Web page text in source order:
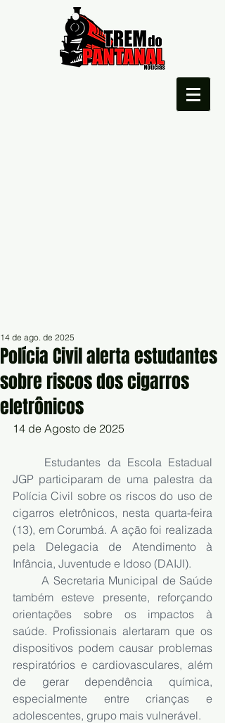
Polícia Civil alerta estudantes
sobre riscos dos cigarros
eletrônicos
14 de ago. de 2025
14 de Agosto de 2025
JGP participaram de uma palestra da
Polícia Civil sobre os riscos do uso de
cigarros eletrônicos, nesta quarta-feira
(13), em Corumbá. A ação foi realizada
pela Delegacia de Atendimento à
Infância, Juventude e Idoso (DAIJI).
	A Secretaria Municipal de Saúde
também esteve presente, reforçando
orientações sobre os impactos à
saúde. Profissionais alertaram que os
dispositivos podem causar problemas
respiratórios e cardiovasculares, além
de gerar dependência química,
especialmente entre crianças e
adolescentes, grupo mais vulnerável.